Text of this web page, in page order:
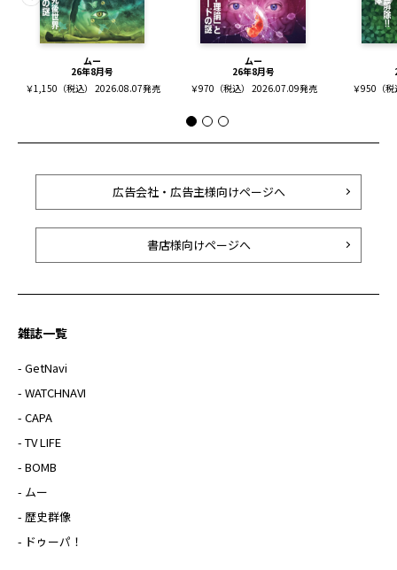
ムー
26年8月号
￥1,150（税込） 2026.08.07発売
ムー
26年8月号
￥970（税込） 2026.07.09発売
￥950（
広告会社・広告主様向けページへ
書店様向けページへ
雑誌一覧
- GetNavi
- WATCHNAVI
- CAPA
- TV LIFE
- BOMB
- ムー
- 歴史群像
- ドゥーパ！